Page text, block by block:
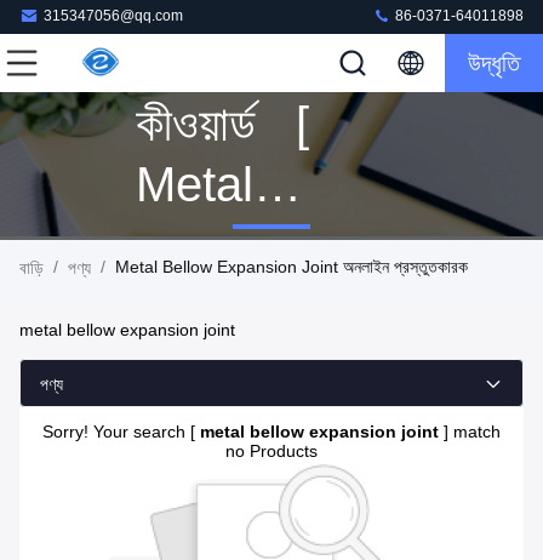
315347056@qq.com 86-0371-64011898
উদ্ধৃতি
কীওয়ার্ড [
Metal
Bellow
Joint ] মিল 0
পণ্য
বাড়ি / পণ্য / Metal Bellow Expansion Joint অনলাইন প্রস্তুতকারক
metal bellow expansion joint
পণ্য
Sorry! Your search [ metal bellow expansion joint ] match
no Products